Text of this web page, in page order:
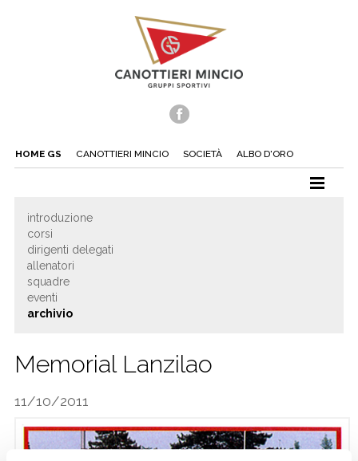
HOME GS CANOTTIERI MINCIO SOCIETÀ ALBO D'ORO
CANOA
TUFFI
NUOTO
TENNIS
CALCIO
introduzione
corsi
dirigenti delegati
allenatori
squadre
eventi
archivio
Memorial Lanzilao
11/10/2011